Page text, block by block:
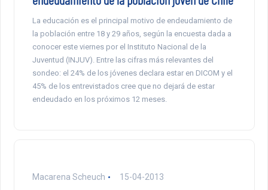
La educación es el principal motivo de endeudamiento de
la población entre 18 y 29 años, según la encuesta dada a
conocer este viernes por el Instituto Nacional de la
Juventud (INJUV). Entre las cifras más relevantes del
sondeo: el 24% de los jóvenes declara estar en DICOM y el
45% de los entrevistados cree que no dejará de estar
endeudado en los próximos 12 meses.
Macarena Scheuch 15-04-2013